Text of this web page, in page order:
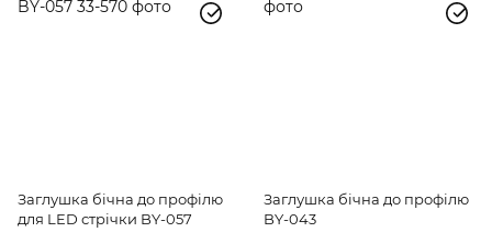
Заглушка бічна до профілю
для LED стрічки BY-057
Заглушка бічна до профілю
BY-043